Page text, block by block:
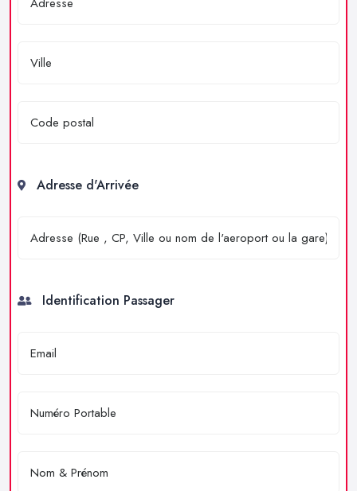
Adresse d'Arrivée
Identification Passager